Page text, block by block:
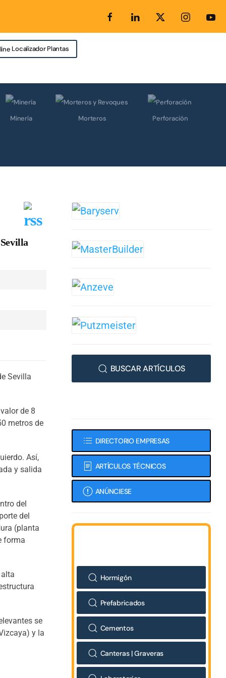
Localizador Plantas
Minería Morteros Perforación
Sevilla
de 8
metros de
Así,
y salida
del
del
(planta
forma
se
y la
BUSCAR ARTÍCULOS
DIRECTORIO EMPRESAS
ARTÍCULOS TÉCNICOS
ANÚNCIESE
Hormigón
Prefabricados
Cementos
Canteras | Graveras